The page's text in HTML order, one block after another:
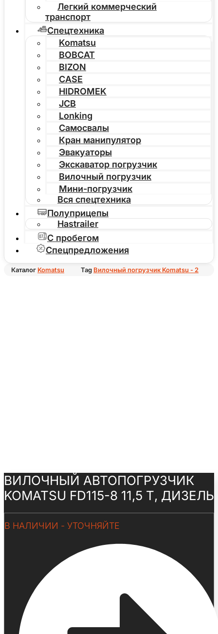
Легкий коммерческий
транспорт
Спецтехника
Komatsu
BOBCAT
BIZON
CASE
HIDROMEK
JCB
Lonking
Самосвалы
Кран манипулятор
Эвакуаторы
Экскаватор погрузчик
Вилочный погрузчик
Мини-погрузчик
Вся спецтехника
Полуприцепы
Hastrailer
С пробегом
Спецпредложения
Каталог Komatsu Tag Вилочный погрузчик Komatsu - 2
ВИЛОЧНЫЙ АВТОПОГРУЗЧИК
KOMATSU FD115-8 11,5 Т, ДИЗЕЛЬ
В НАЛИЧИИ - УТОЧНЯЙТЕ